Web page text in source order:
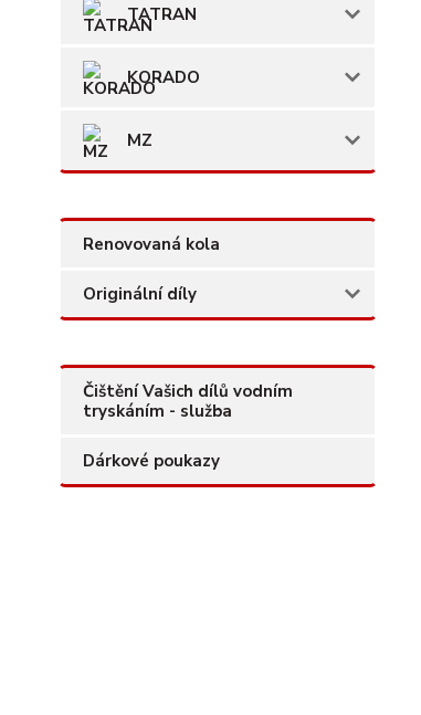
TATRAN
KORADO
MZ
Renovovaná kola
Originální díly
Čištění Vašich dílů vodním
tryskáním - služba
Dárkové poukazy